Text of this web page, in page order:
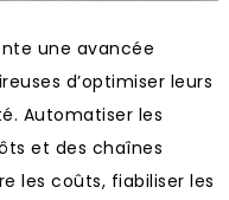
une avancée
d’optimiser leurs
Automatiser les
et des chaînes
les coûts, fiabiliser les